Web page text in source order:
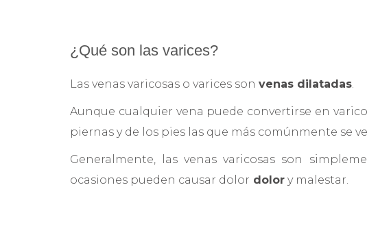
¿Qué son las varices?
Las venas varicosas o varices son venas dilatadas.
Aunque cualquier vena puede convertirse en
piernas y de los pies las que más comúnmente se
Generalmente, las venas varicosas son
ocasiones pueden causar dolor dolor y malestar.